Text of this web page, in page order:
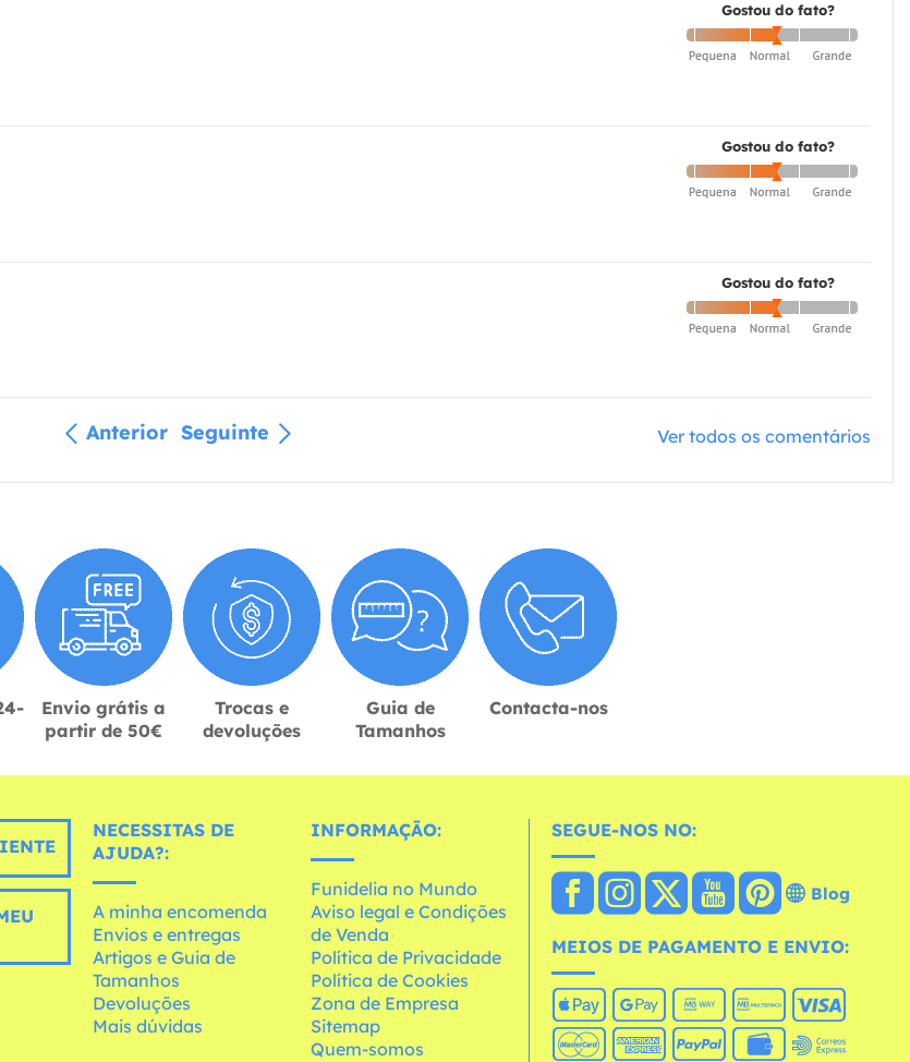
Gostou do fato?
Gostou do fato?
Gostou do fato?
Anterior Seguinte Ver todos os comentários
Envio grátis a
partir de 50€
Trocas e
devoluções
Guia de
Tamanhos
Contacta-nos
NECESSITAS DE
AJUDA?:
A minha encomenda
Envios e entregas
Artigos e Guia de
Tamanhos
Devoluções
Mais dúvidas
INFORMAÇÃO:
Funidelia no Mundo
Aviso legal e Condições
de Venda
Política de Privacidade
Política de Cookies
Zona de Empresa
Sitemap
Quem-somos
SEGUE-NOS NO:
Blog
MEIOS DE PAGAMENTO E ENVIO: